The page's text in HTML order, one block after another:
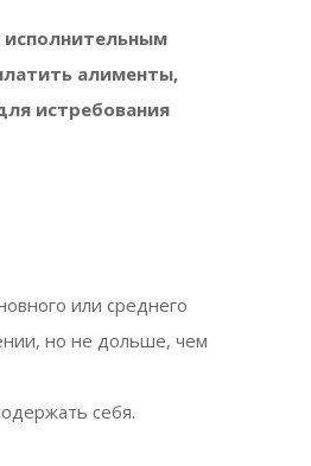
исполнительным
алименты,
истребования
или среднего
но не дольше, чем
себя.